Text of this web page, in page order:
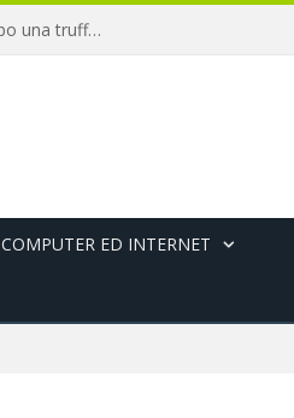
Chargeback bancario: la procedura per riavere i soldi dopo una truffa online
COMPUTER ED INTERNET